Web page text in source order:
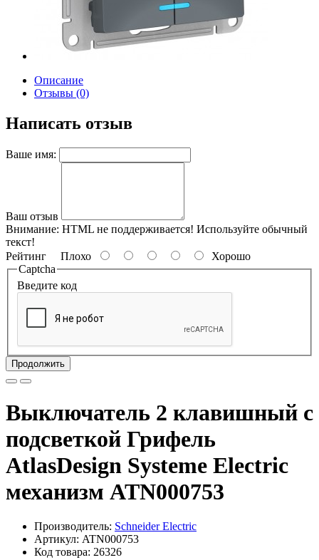
Описание
Отзывы (0)
Написать отзыв
Ваше имя:
Ваш отзыв
Внимание: HTML не поддерживается! Используйте обычный
текст!
Рейтинг Плохо
Хорошо
Captcha
Введите код
Продолжить
Выключатель 2 клавишный с
подсветкой Грифель
AtlasDesign Systeme Electric
механизм ATN000753
Производитель: Schneider Electric
Артикул: ATN000753
Код товара: 26326